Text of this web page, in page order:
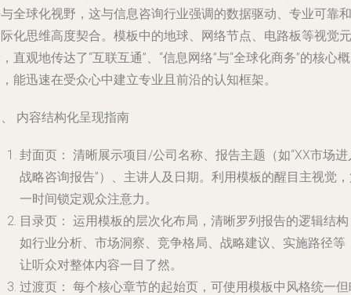
全球化视野，这与信息咨询行业强调的数据驱动、专业可靠和
化思维高度契合。模板中的地球、网络节点、电路板等视觉元
直观地传达了“互联互通”、“信息网络”与“全球化商务”的核心概
能迅速在受众心中建立专业且前沿的认知框架。
内容结构化呈现指南
封面页： 清晰展示项目/公司名称、报告主题（如“XX市场进
战略咨询报告”）、主讲人及日期。利用模板的醒目主视觉
一时间锁定观众注意力。
目录页： 运用模板的层次化布局，清晰罗列报告的逻辑结
如行业分析、市场洞察、竞争格局、战略建议、实施路径等
让听众对整体内容一目了然。
过渡页： 每个核心章节的起始页，可使用模板中风格统一